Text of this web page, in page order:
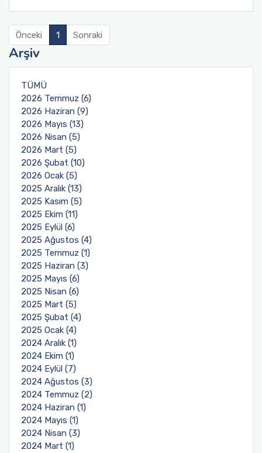
Önceki 1 Sonraki
Arşiv
TÜMÜ
2026 Temmuz (6)
2026 Haziran (9)
2026 Mayıs (13)
2026 Nisan (5)
2026 Mart (5)
2026 Şubat (10)
2026 Ocak (5)
2025 Aralık (13)
2025 Kasım (5)
2025 Ekim (11)
2025 Eylül (6)
2025 Ağustos (4)
2025 Temmuz (1)
2025 Haziran (3)
2025 Mayıs (6)
2025 Nisan (6)
2025 Mart (5)
2025 Şubat (4)
2025 Ocak (4)
2024 Aralık (1)
2024 Ekim (1)
2024 Eylül (7)
2024 Ağustos (3)
2024 Temmuz (2)
2024 Haziran (1)
2024 Mayıs (1)
2024 Nisan (3)
2024 Mart (1)
Fotoğraf Galerisi
Eğitim Raporları
Değişim Programları
Barınma, Burs ve Çalışma Olanakları (SKS)
Mezun Bilgi Sistemi
Aday Öğrenci
Danışmanlıklar